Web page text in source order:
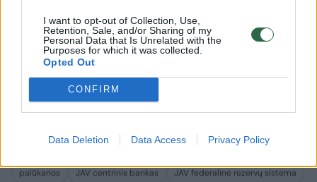
I want to opt-out of Collection, Use,
Retention, Sale, and/or Sharing of my
Personal Data that Is Unrelated with the
Purposes for which it was collected.
Opted Out
CONFIRM
Data Deletion Data Access Privacy Policy
Prognozės Lietuvai – niūrios:
didės nedarbas,
nenustebintų ir ekonomikos
susitraukimas
Tai, kas
palūkanos JAV centrinis bankas
JAV federalinė rezervų sistema